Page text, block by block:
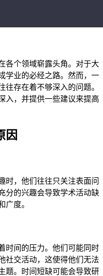
各个领域崭露头角。对于大
学业的必经之路。然而，一
往存在着不够深入的问题。
入，并提供一些建议来提高
因
时，他们往往只关注表面问
分的兴趣会导致学术活动缺
广度。
时间的压力。他们可能同时
社交活动，这使得他们无法
题。时间短缺可能会导致研